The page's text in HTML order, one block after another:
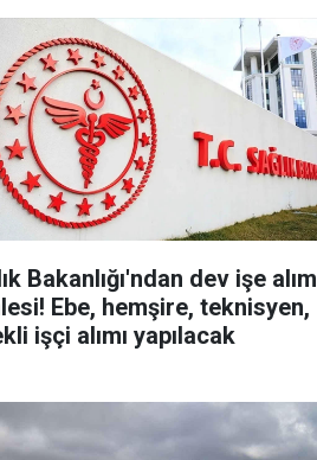
Bakanlığı'ndan dev işe alım
Ebe, hemşire, teknisyen,
işçi alımı yapılacak